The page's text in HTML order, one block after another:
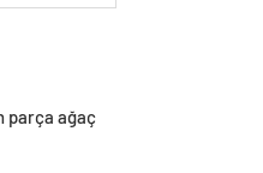
parça ağaç